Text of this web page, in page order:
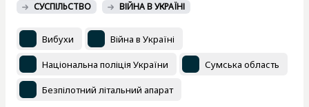
СУСПІЛЬСТВО ВІЙНА В УКРАЇНІ
Вибухи Війна в Україні
Національна поліція України Сумська область
Безпілотний літальний апарат